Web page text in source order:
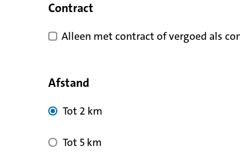
Contract
Alleen met contract of vergoed als
Afstand
Tot 2 km
Tot 5 km